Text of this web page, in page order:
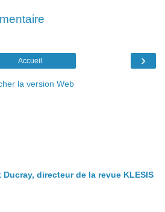
›
Accueil
la version Web
directeur de la revue KLESIS